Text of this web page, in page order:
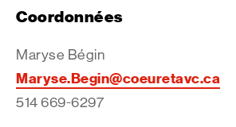
Coordonnées
Maryse Bégin
Maryse.Begin@coeuretavc.ca
514 669-6297